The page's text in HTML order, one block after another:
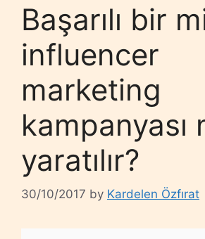
Başarılı bir
influencer
marketing
kampanyası
yaratılır?
30/10/2017 by Kardelen Özfırat